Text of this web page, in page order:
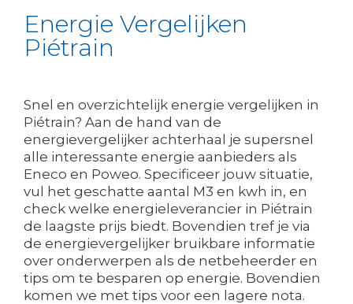
Energie Vergelijken
Piétrain
Snel en overzichtelijk energie vergelijken in
Piétrain? Aan de hand van de
energievergelijker achterhaal je supersnel
alle interessante energie aanbieders als
Eneco en Poweo. Specificeer jouw situatie,
vul het geschatte aantal M3 en kwh in, en
check welke energieleverancier in Piétrain
de laagste prijs biedt. Bovendien tref je via
de energievergelijker bruikbare informatie
over onderwerpen als de netbeheerder en
tips om te besparen op energie. Bovendien
komen we met tips voor een lagere nota.